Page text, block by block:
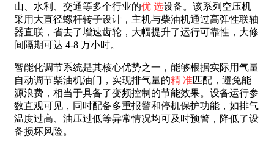
山、水利、交通等多个行业的优 选设备。该系列空压机
采用大直径螺杆转子设计，主机与柴油机通过高弹性联轴
器直联，省去了增速齿轮，大幅提升了运行可靠性，大修
间隔期可达 4-8 万小时。
智能化调节系统是其核心优势之一，能够根据实际用气量
自动调节柴油机油门，实现排气量的精 准匹配，避免能
源浪费，相当于具备了变频控制的节能效果。设备运行参
数直观可见，同时配备多重报警和停机保护功能，如排气
温度过高、油压过低等异常情况均可及时预警，降低了设
备损坏风险。